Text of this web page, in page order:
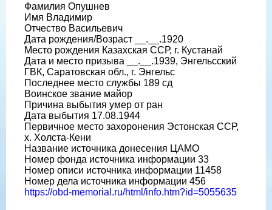
Фамилия Опушнев
Имя Владимир
Отчество Васильевич
Дата рождения/Возраст __.__.1920
Место рождения Казахская ССР, г. Кустанай
Дата и место призыва __.__.1939, Энгельсский
ГВК, Саратовская обл., г. Энгельс
Последнее место службы 189 сд
Воинское звание майор
Причина выбытия умер от ран
Дата выбытия 17.08.1944
Первичное место захоронения Эстонская ССР,
х. Холста-Кени
Название источника донесения ЦАМО
Номер фонда источника информации 33
Номер описи источника информации 11458
Номер дела источника информации 456
https://obd-memorial.ru/html/info.htm?id=5055635